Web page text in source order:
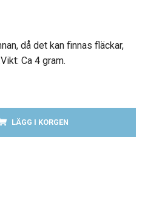
då det kan finnas fläckar,
Ca 4 gram.
LÄGG I KORGEN